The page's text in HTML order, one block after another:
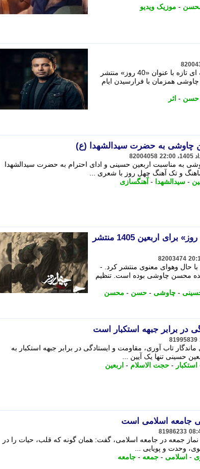
- موزیک ویدیو
محسن چاوشی همزمان با فرارسیدن ایام اربعین، قطعه ای تازه با عنوان «40 روز» منتشر
همزمان با فرارسیدن ایام
حسن - اثر
چاوشی به حضرت سیدالشهدا (ع)
82004058
به مناسبت اربعین حسینی و ادای احترام به حضرت سیدالشهدا
و تک آهنگ چهل روز با شعری ...
- سیدالشهدا - آهنگسازی
تازه ترین اثر محسن چاوشی با نام «چهل روز» برای اربعین 1405 منتشر
82003474
حال وهوای معنوی منتشر کرد. -
محسن چاوشی بوده است. تنظیم
- چاوشی - حسن - محسن
در برابر جبهه استکبار است
81995839
تاب آوری، مقاومت و ایستادگی در برابر جبهه استکبار به
حسینی تنها یک آیین ...
استکبار - حجت الاسلام - اربعین
جامعه اسلامی است
81986233
نماز جمعه در جامعه اسلامی، گفت: همان گونه که قلب، حیات را در
وحدت و پویایی ...
- اسلامی - جمعه - جامعه